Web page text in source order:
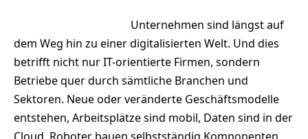
Unternehmen sind längst auf
dem Weg hin zu einer digitalisierten Welt. Und dies
betrifft nicht nur IT-orientierte Firmen, sondern
Betriebe quer durch sämtliche Branchen und
Sektoren. Neue oder veränderte Geschäftsmodelle
entstehen, Arbeitsplätze sind mobil, Daten sind in der